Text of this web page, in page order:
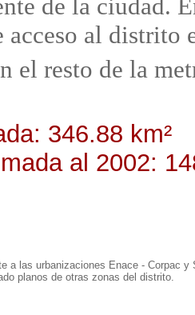
de la ciudad.
al distrito
el resto de la
346.88 km²
al 2002:
a las urbanizaciones Enace - Corpac y
planos de otras zonas del distrito.